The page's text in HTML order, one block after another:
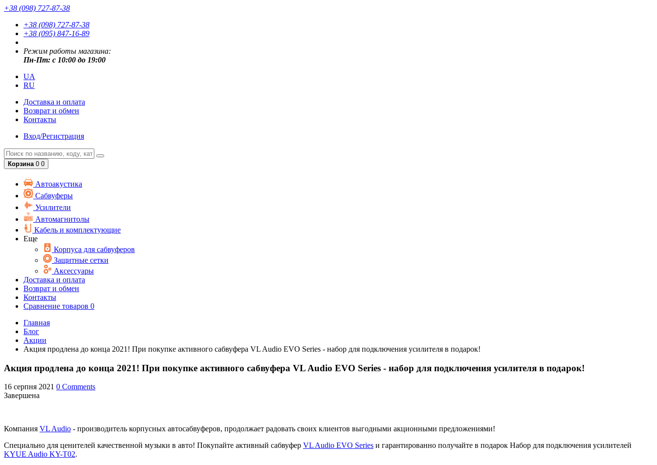
+38 (098) 727-87-38
+38 (098) 727-87-38
+38 (095) 847-16-89
Режим работы магазина:
Пн-Пт: с 10:00 до 19:00
UA
RU
Доставка и оплата
Возврат и обмен
Контакты
Вход/Регистрация
Корзина 0 0
Автоакустика
Сабвуферы
Усилители
Автомагнитолы
Кабель и комплектующие
Еще
Корпуса для сабвуферов
Защитные сетки
Аксессуары
Доставка и оплата
Возврат и обмен
Контакты
Сравнение товаров 0
Главная
Блог
Акции
Акция продлена до конца 2021! При покупке активного сабвуфера VL Audio EVO Series - набор для подключения усилителя в подарок!
Акция продлена до конца 2021! При покупке активного сабвуфера VL Audio EVO Series - набор для подключения усилителя в подарок!
16 серпня 2021 0 Comments
Завершена
Компания VL Audio - производитель корпусных автосабвуферов, продолжает радовать своих клиентов выгодными акционными предложениями!
Специально для ценителей качественной музыки в авто! Покупайте активный сабвуфер VL Audio EVO Series и гарантированно получайте в подарок Набор для подключения усилителей
KYUE Audio KY-T02.